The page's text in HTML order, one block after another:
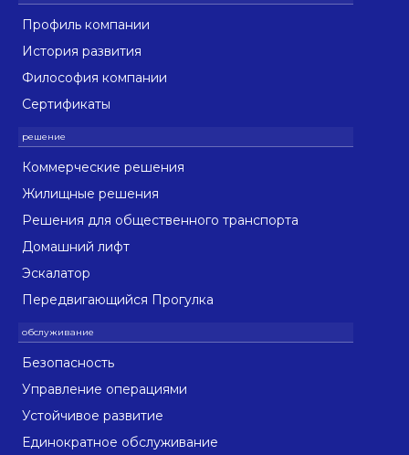
Профиль компании
История развития
Философия компании
Сертификаты
Коммерческие решения
Жилищные решения
Решения для общественного транспорта
Домашний лифт
Эскалатор
Передвигающийся Прогулка
Безопасность
Управление операциями
Устойчивое развитие
Единократное обслуживание